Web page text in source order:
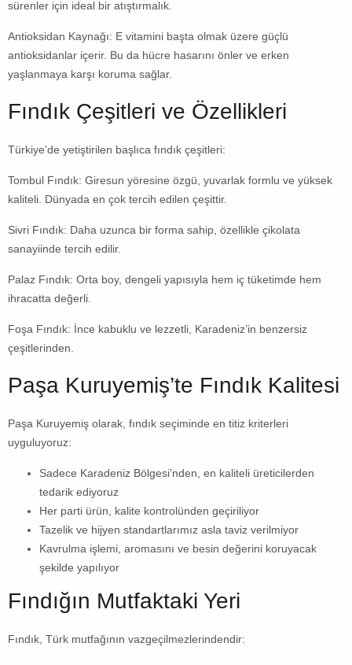
sürenler için ideal bir atıştırmalık.
Antioksidan Kaynağı: E vitamini başta olmak üzere güçlü
antioksidanlar içerir. Bu da hücre hasarını önler ve erken
yaşlanmaya karşı koruma sağlar.
Fındık Çeşitleri ve Özellikleri
Türkiye’de yetiştirilen başlıca fındık çeşitleri:
Tombul Fındık: Giresun yöresine özgü, yuvarlak formlu ve yüksek
kaliteli. Dünyada en çok tercih edilen çeşittir.
Sivri Fındık: Daha uzunca bir forma sahip, özellikle çikolata
sanayiinde tercih edilir.
Palaz Fındık: Orta boy, dengeli yapısıyla hem iç tüketimde hem
ihracatta değerli.
Foşa Fındık: İnce kabuklu ve lezzetli, Karadeniz’in benzersiz
çeşitlerinden.
Paşa Kuruyemiş’te Fındık Kalitesi
Paşa Kuruyemiş olarak, fındık seçiminde en titiz kriterleri
uyguluyoruz:
Sadece Karadeniz Bölgesi’nden, en kaliteli üreticilerden
tedarik ediyoruz
Her parti ürün, kalite kontrolünden geçiriliyor
Tazelik ve hijyen standartlarımız asla taviz verilmiyor
Kavrulma işlemi, aromasını ve besin değerini koruyacak
şekilde yapılıyor
Fındığın Mutfaktaki Yeri
Fındık, Türk mutfağının vazgeçilmezlerindendir: